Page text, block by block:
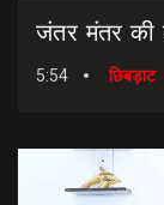
5:54 छिबड़ाट